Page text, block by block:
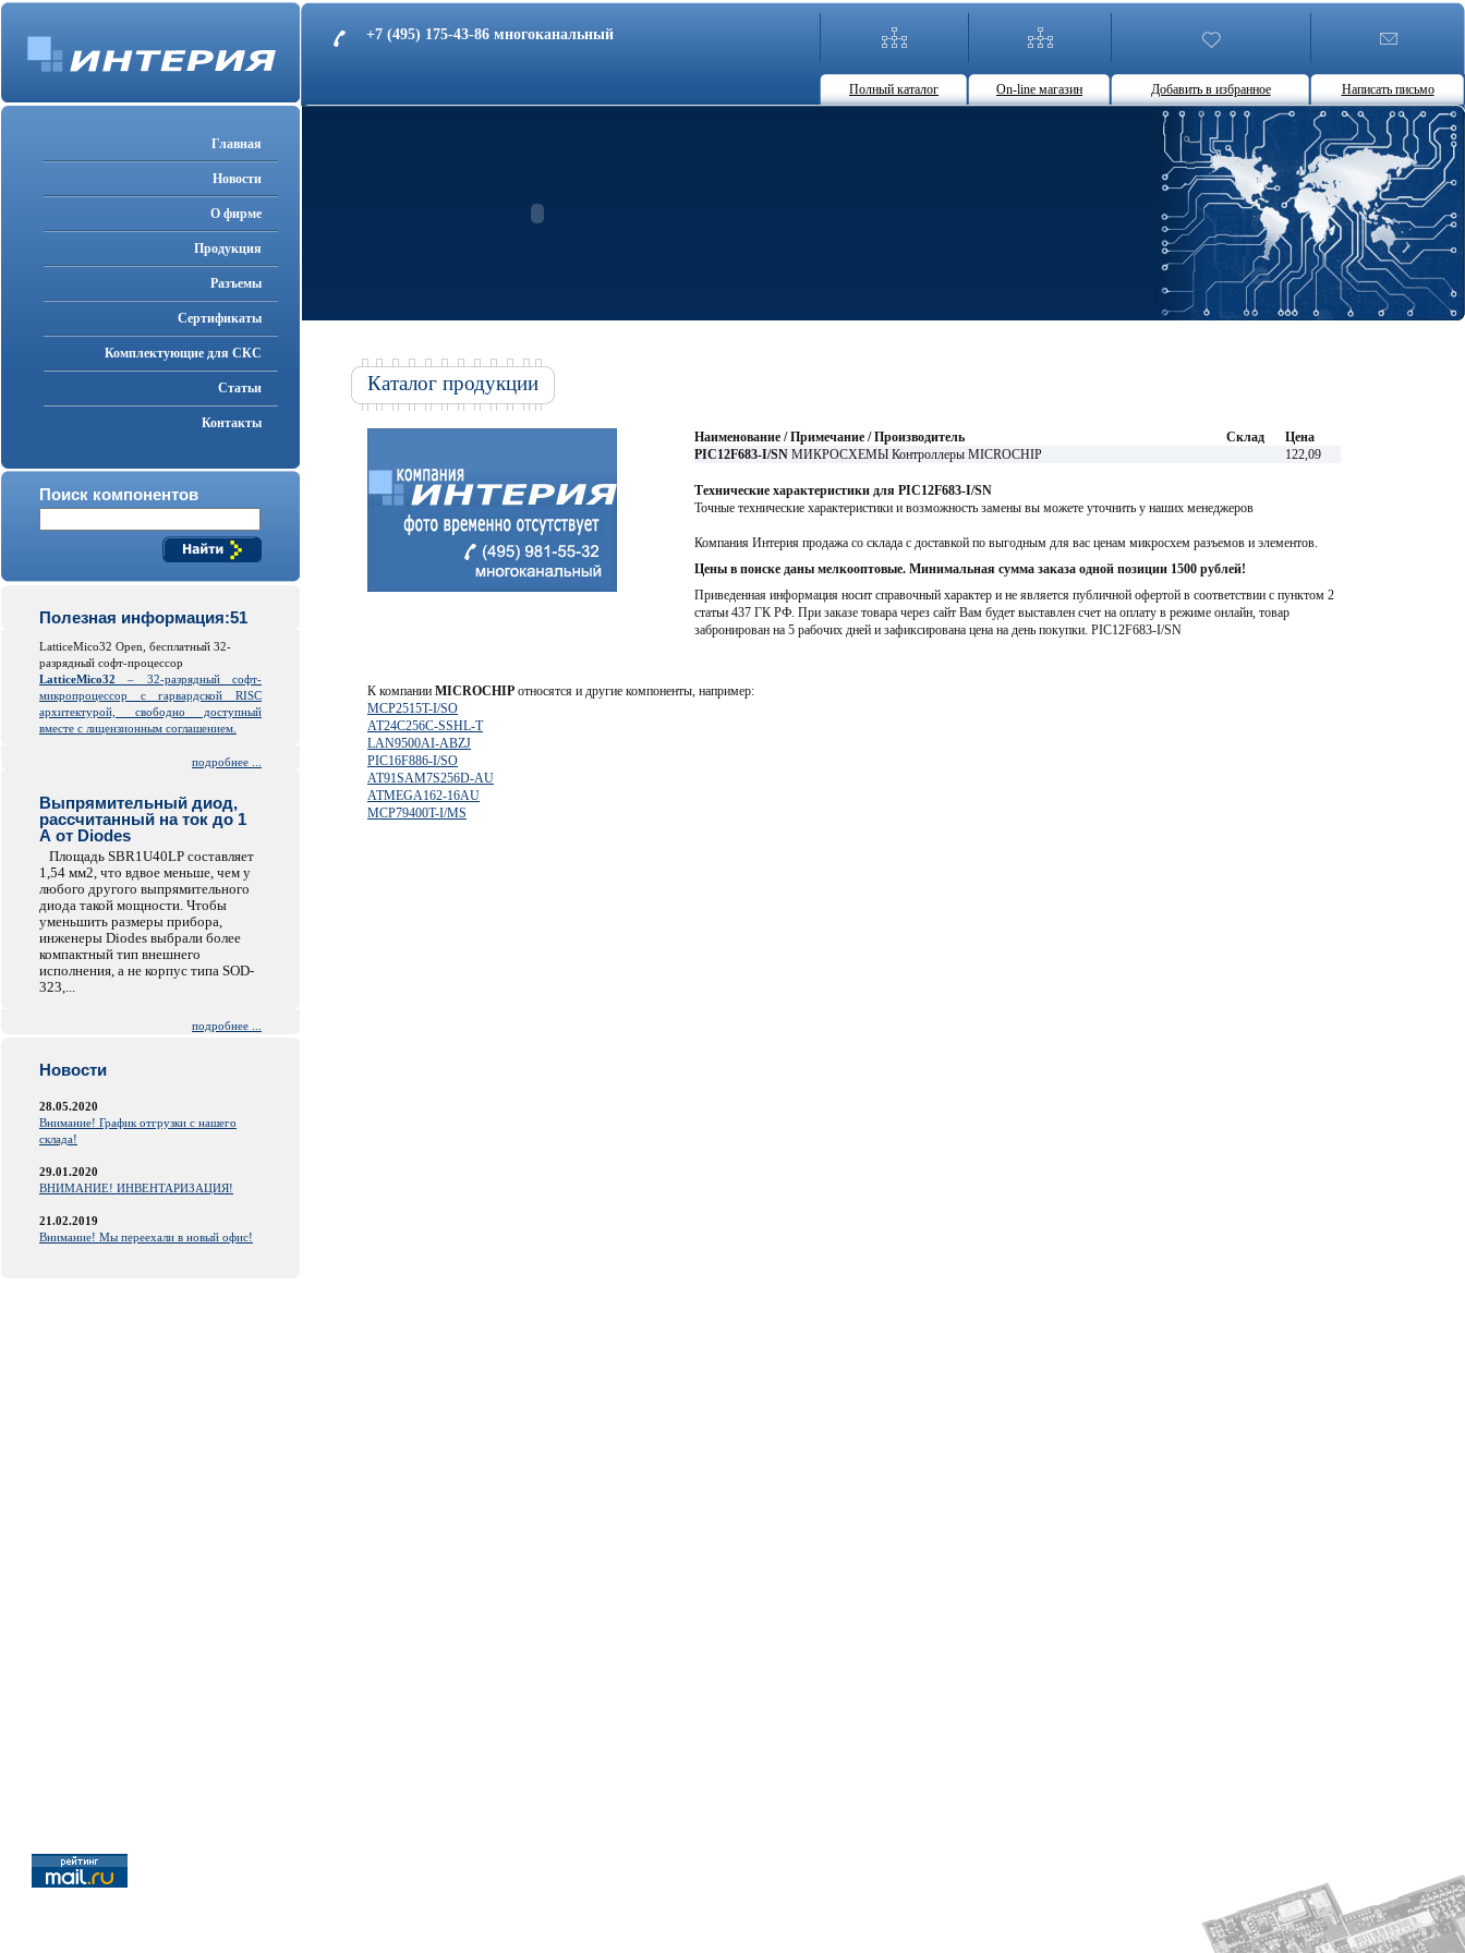
+7 (495) 175-43-86 многоканальный
Полный каталог On-line магазин Добавить в избранное Написать письмо
Главная
Новости
О фирме
Продукция
Разъемы
Cертификаты
Комплектующие для СКС
Статьи
Контакты
Поиск компонентов
Полезная информация:51
LatticeMico32 Open, бесплатный 32-
разрядный софт-процессор
LatticeMico32 – 32-разрядный софт-
микропроцессор с гарвардской RISC
архитектурой, свободно доступный
вместе с лицензионным соглашением.
подробнее ...
Выпрямительный диод,
рассчитанный на ток до 1
А от Diodes
Площадь SBR1U40LP составляет
1,54 мм2, что вдвое меньше, чем у
любого другого выпрямительного
диода такой мощности. Чтобы
уменьшить размеры прибора,
инженеры Diodes выбрали более
компактный тип внешнего
исполнения, а не корпус типа SOD-
323,...
подробнее ...
Новости
28.05.2020
Внимание! График отгрузки с нашего
склада!
29.01.2020
ВНИМАНИЕ! ИНВЕНТАРИЗАЦИЯ!
21.02.2019
Внимание! Мы переехали в новый офис!
Каталог продукции
Наименование / Примечание / Производитель Склад
Цена
PIC12F683-I/SN МИКРОСХЕМЫ Контроллеры MICROCHIP 122,09
Технические характеристики для PIC12F683-I/SN
Точные технические характеристики и возможность замены вы можете уточнить у наших менеджеров
Компания Интерия продажа со склада с доставкой по выгодным для вас ценам микросхем разъемов и элементов.
Цены в поиске даны мелкооптовые. Минимальная сумма заказа одной позиции 1500 рублей!
Приведенная информация носит справочный характер и не является публичной офертой в соответствии с пунктом 2
статьи 437 ГК РФ. При заказе товара через сайт Вам будет выставлен счет на оплату в режиме онлайн, товар
забронирован на 5 рабочих дней и зафиксирована цена на день покупки. PIC12F683-I/SN
К компании MICROCHIP относятся и другие компоненты, например:
MCP2515T-I/SO
AT24C256C-SSHL-T
LAN9500AI-ABZJ
PIC16F886-I/SO
AT91SAM7S256D-AU
ATMEGA162-16AU
MCP79400T-I/MS